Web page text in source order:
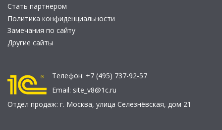
Стать партнером
Политика конфиденциальности
Замечания по сайту
Другие сайты
Телефон: +7 (495) 737-92-57
Email: site_v8@1c.ru
Отдел продаж: г. Москва, улица Селезнёвская, дом 21